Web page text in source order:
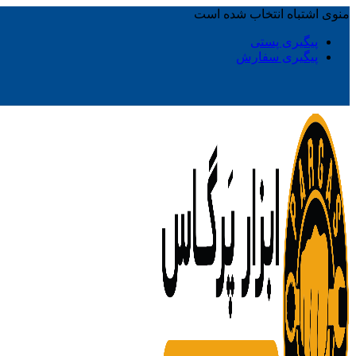
منوی اشتباه انتخاب شده است
پیگیری پستی
پیگیری سفارش